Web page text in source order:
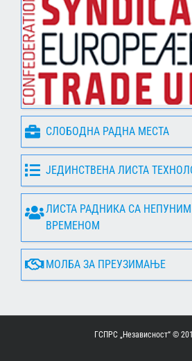
СЛОБОДНА РАДНА МЕСТА
ЈЕДИНСТВЕНА ЛИСТА
ЛИСТА РАДНИКА СА
ВРЕМЕНОМ
МОЛБА ЗА ПРЕУЗИМАЊЕ
ГСПРС „Независност“ ©